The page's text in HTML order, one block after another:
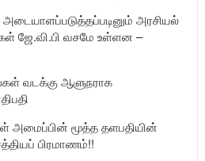
அரசியல்
ஜே.வி.பி வசமே உள்ளன –
வடக்கு ஆளுநராக
அமைப்பின் மூத்த தளபதியின்
பிரமாணம்!!